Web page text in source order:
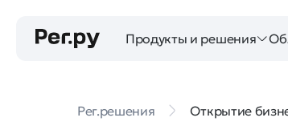
Продукты и решения
Рег.решения Открытие